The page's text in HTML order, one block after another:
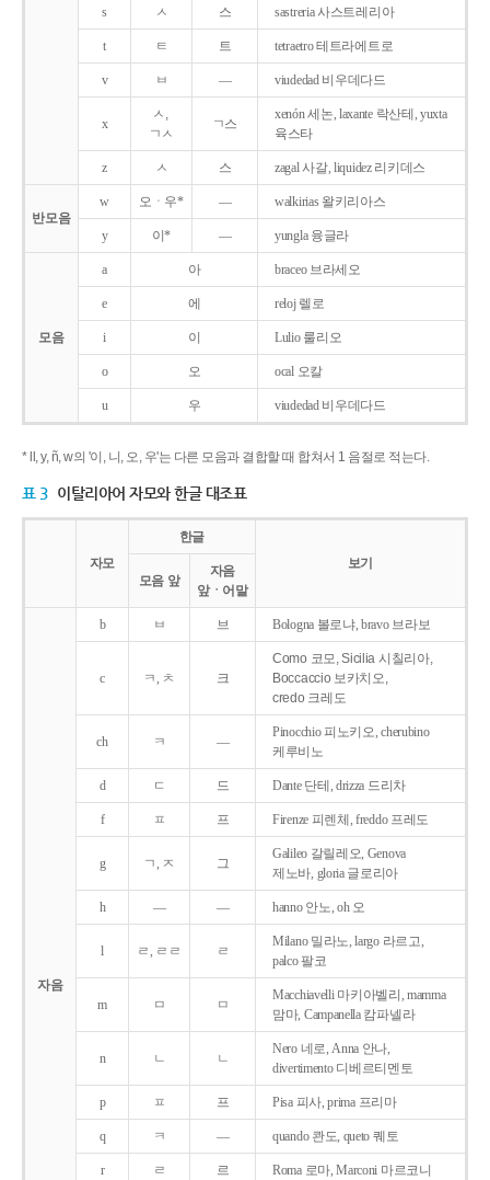
s ㅅ 스 sastreria 사스트레리아
t ㅌ 트 tetraetro 테트라에트로
v ㅂ ― viudedad 비우데다드
x
ㅅ,
ㄱㅅ
ㄱ스
xenón 세논, laxante 락산테, yuxta
육스타
z ㅅ 스 zagal 사갈, liquidez 리키데스
반모음
w 오ㆍ우* ― walkirias 왈키리아스
y 이* ― yungla 융글라
모음
a 아 braceo 브라세오
e 에 reloj 렐로
i 이 Lulio 룰리오
o 오 ocal 오칼
u 우 viudedad 비우데다드
* ll, y, ñ, w의 '이, 니, 오, 우'는 다른 모음과 결합할 때 합쳐서 1 음절로 적는다.
표 3 이탈리아어 자모와 한글 대조표
자모
한글
보기
모음 앞
자음
앞ㆍ어말
자음
b ㅂ 브 Bologna 볼로냐, bravo 브라보
c ㅋ, ㅊ 크
Como 코모, Sicilia 시칠리아,
Boccaccio 보카치오,
credo 크레도
ch ㅋ ―
Pinocchio 피노키오, cherubino
케루비노
d ㄷ 드 Dante 단테, drizza 드리차
f ㅍ 프 Firenze 피렌체, freddo 프레도
g ㄱ, ㅈ 그
Galileo 갈릴레오, Genova
제노바, gloria 글로리아
h ― ― hanno 안노, oh 오
l ㄹ, ㄹㄹ ㄹ
Milano 밀라노, largo 라르고,
palco 팔코
m ㅁ ㅁ
Macchiavelli 마키아벨리, mamma
맘마, Campanella 캄파넬라
n ㄴ ㄴ
Nero 네로, Anna 안나,
divertimento 디베르티멘토
p ㅍ 프 Pisa 피사, prima 프리마
q ㅋ ― quando 콴도, queto 퀘토
r ㄹ 르 Roma 로마, Marconi 마르코니